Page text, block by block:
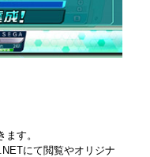
す。
にて閲覧やオリジナ